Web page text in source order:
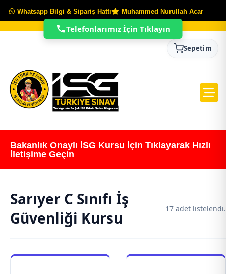
Whatsapp Bilgi & Sipariş Hattı Muhammed Nurullah Acar
Sepetim
Bakanlık Onaylı İSG Kursu İçin Tıklayarak Hızlı
İletişime Geçin
Sarıyer C Sınıfı İş
Güvenliği Kursu
17 adet listelendi.
Telefonlarımız İçin Tıklayın